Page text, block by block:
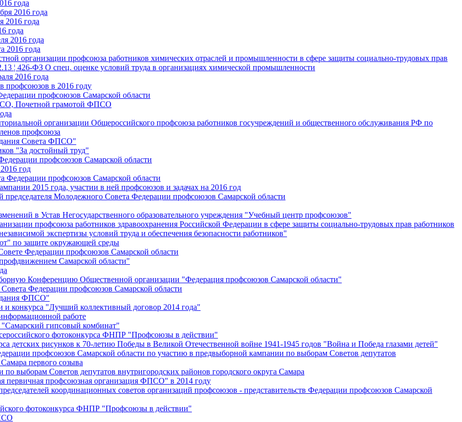
года
2016 года
года
года
2016 года
2016 года
организации профсоюза работников химических отраслей и промышленности в сфере защиты социально-трудовых прав
¦ 426-ФЗ О спец. оценке условий труда в организациях химической промышленности
2016 года
профсоюзов в 2016 году
профсоюзов Самарской области
Почетной грамотой ФПСО
организации Общероссийского профсоюза работников госучреждений и общественного обслуживания РФ по
профсоюза
Совета ФПСО"
"За достойный труд"
профсоюзов Самарской области
год
Федерации профсоюзов Самарской области
2015 года, участии в ней профсоюзов и задачах на 2016 год
председателя Молодежного Совета Федерации профсоюзов Самарской области
в Устав Негосударственного образовательного учреждения "Учебный центр профсоюзов"
профсоюза работников здравоохранения Российской Федерации в сфере защиты социально-трудовых прав работников
экспертизы условий труда и обеспечения безопасности работников"
по защите окружающей среды
Федерации профсоюзов Самарской области
Самарской области"
Конференцию Общественной организации "Федерация профсоюзов Самарской области"
Федерации профсоюзов Самарской области
ФПСО"
и конкурса "Лучший коллективный договор 2014 года"
работе
гипсовый комбинат"
фотоконкурса ФНПР "Профсоюзы в действии"
детских рисунков к 70-летию Победы в Великой Отечественной войне 1941-1945 годов "Война и Победа глазами детей"
профсоюзов Самарской области по участию в предвыборной кампании по выборам Советов депутатов
первого созыва
выборам Советов депутатов внутригородских районов городского округа Самара
первичная профсоюзная организация ФПСО" в 2014 году
координационных советов организаций профсоюзов - представительств Федерации профсоюзов Самарской
фотоконкурса ФНПР "Профсоюзы в действии"